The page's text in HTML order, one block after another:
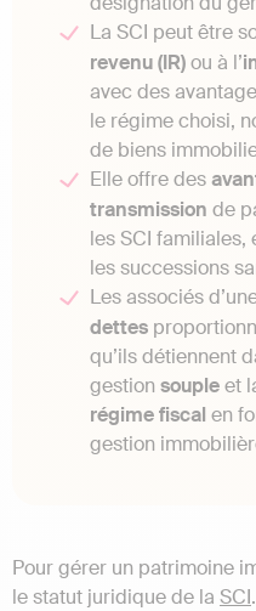
La SCI peut être
revenu (IR)ou à l’
avec des
le régime choisi,
de biens
Elle offre des
transmission de
les SCI
les successions
Les associés
dettes
qu’ils détiennent
gestion soupleet
régime fiscal en
gestion
Pour gérer un patrimoine
le statut juridique de la SCI